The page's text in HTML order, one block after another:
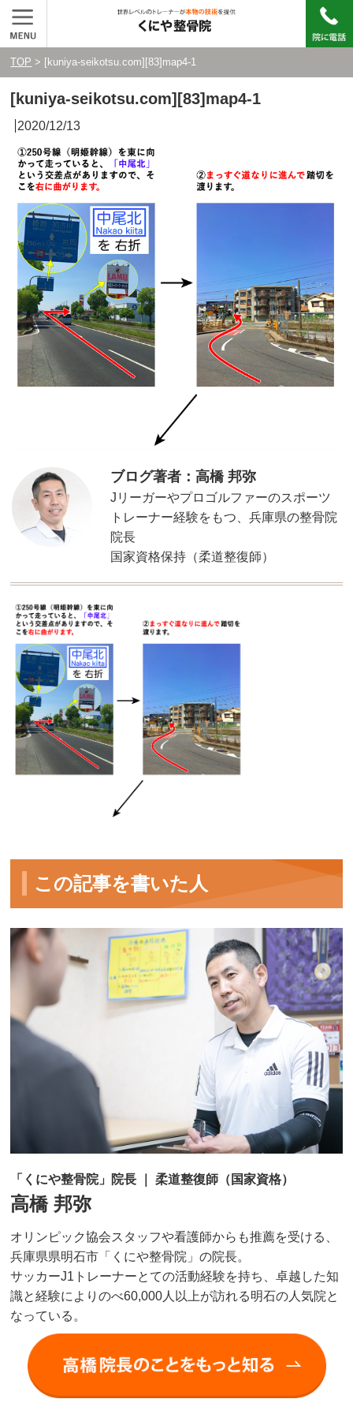
TOP > [kuniya-seikotsu.com][83]map4-1
[kuniya-seikotsu.com][83]map4-1
2020/12/13
ブログ著者：高橋 邦弥
Jリーガーやプロゴルファーのスポーツ
トレーナー経験をもつ、兵庫県の整骨院
院長
国家資格保持（柔道整復師）
この記事を書いた人
「くにや整骨院」院長 ｜ 柔道整復師（国家資格）
高橋 邦弥
オリンピック協会スタッフや看護師からも推薦を受ける、
兵庫県県明石市「くにや整骨院」の院長。
サッカーJ1トレーナーとての活動経験を持ち、卓越した知
識と経験によりのべ60,000人以上が訪れる明石の人気院と
なっている。